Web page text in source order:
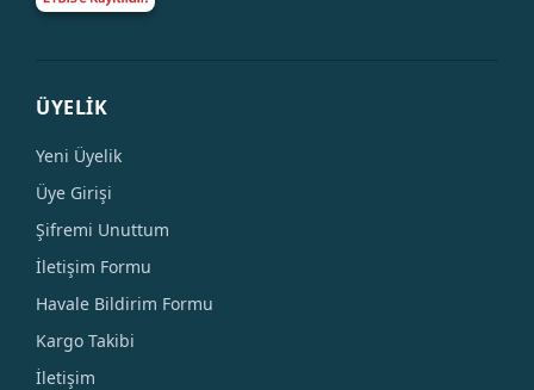
ÜYELİK
Yeni Üyelik
Üye Girişi
Şifremi Unuttum
İletişim Formu
Havale Bildirim Formu
Kargo Takibi
İletişim